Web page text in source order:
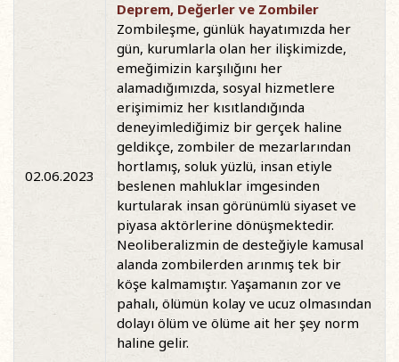
02.06.2023
Deprem, Değerler ve Zombiler
Zombileşme, günlük hayatımızda her
gün, kurumlarla olan her ilişkimizde,
emeğimizin karşılığını her
alamadığımızda, sosyal hizmetlere
erişimimiz her kısıtlandığında
deneyimlediğimiz bir gerçek haline
geldikçe, zombiler de mezarlarından
hortlamış, soluk yüzlü, insan etiyle
beslenen mahluklar imgesinden
kurtularak insan görünümlü siyaset ve
piyasa aktörlerine dönüşmektedir.
Neoliberalizmin de desteğiyle kamusal
alanda zombilerden arınmış tek bir
köşe kalmamıştır. Yaşamanın zor ve
pahalı, ölümün kolay ve ucuz olmasından
dolayı ölüm ve ölüme ait her şey norm
haline gelir.